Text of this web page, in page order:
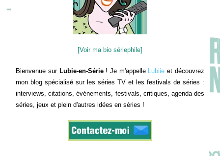
[Voir ma bio sériephile]
Bienvenue sur Lubie-en-Série! Je m'appelle Lubiie et découvrez
mon blog spécialisé sur les séries TV et les festivals de séries :
interviews, citations, événements, festivals, critiques, agenda des
séries, jeux et plein d'autres idées en séries !